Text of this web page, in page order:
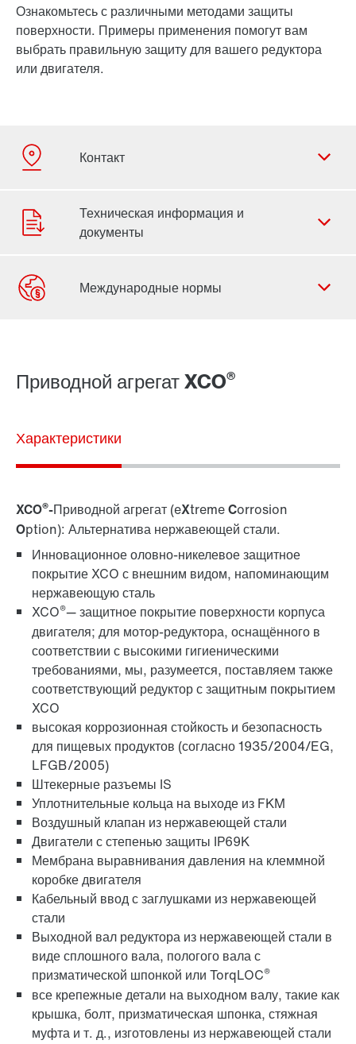
Ознакомьтесь с различными методами защиты
поверхности. Примеры применения помогут вам
выбрать правильную защиту для вашего редуктора
или двигателя.
Контактная информация
Приводной агрегат XCO®
Характеристики
XCO®-Приводной агрегат (eXtremeCorrosion
Option): Альтернатива нержавеющей стали.
Инновационное оловно-никелевое защитное
покрытие XCO с внешним видом, напоминающим
нержавеющую сталь
XCO®— защитное покрытие поверхности корпуса
двигателя; для мотор-редуктора, оснащённого в
соответствии с высокими гигиеническими
требованиями, мы, разумеется, поставляем также
соответствующий редуктор с защитным покрытием
XCO
высокая коррозионная стойкость и безопасность
для пищевых продуктов (согласно 1935/2004/EG,
LFGB/2005)
Штекерные разъемы IS
Уплотнительные кольца на выходе из FKM
Воздушный клапан из нержавеющей стали
Двигатели с степенью защиты IP69K
Мембрана выравнивания давления на клеммной
коробке двигателя
Кабельный ввод с заглушками из нержавеющей
стали
Выходной вал редуктора из нержавеющей стали в
виде сплошного вала, пологого вала с
призматической шпонкой или TorqLOC®
все крепежные детали на выходном валу, такие как
крышка, болт, призматическая шпонка, стяжная
муфта и т. д., изготовлены из нержавеющей стали